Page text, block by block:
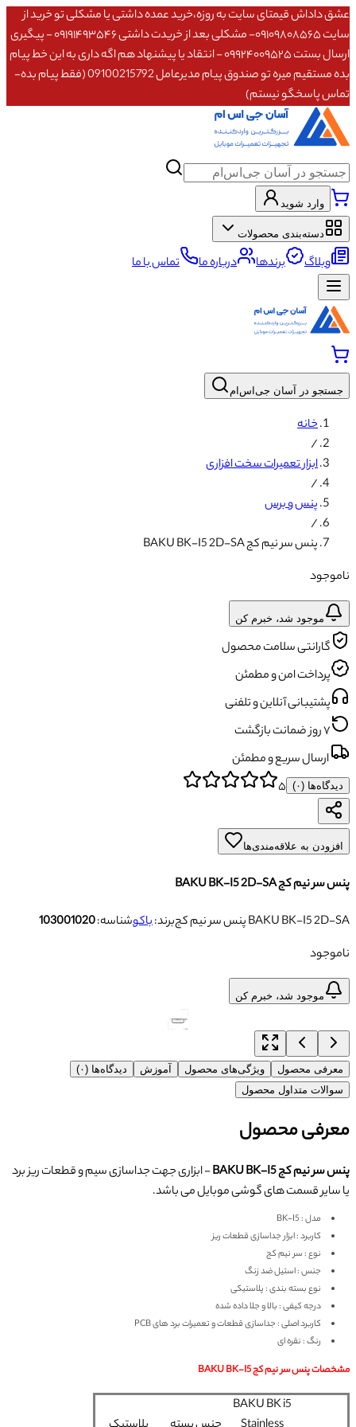
عشق داداش قیمتای سایت به روزه،خرید عمده داشتی یا مشکلی تو خرید از
سایت ۰۹۱۰۹۸۰۸۵۶۵- مشکلی بعد از خریدت داشتی ۰۹۱۹۱۴۹۳۵۴۶ - پیگیری
ارسال بستت ۰۹۹۲۴۰۰۹۵۲۵ - انتقاد یا پیشنهاد هم اگه داری به این خط پیام
بده مستقیم میره تو صندوق پیام مدیرعامل 09100215792 (فقط پیام بده-
تماس پاسخگو نیستم)
وارد شوید
دسته‌بندی محصولات
وبلاگ برندها درباره ما تماس با ما
جستجو در آسان جی‌اس‌ام
خانه
/
ابزار تعمیرات سخت افزاری
/
پنس و برس
/
پنس سر نیم کج BAKU BK-I5 2D-SA
ناموجود
موجود شد، خبرم کن
گارانتی سلامت محصول
پرداخت امن و مطمئن
پشتیبانی آنلاین و تلفنی
۷ روز ضمانت بازگشت
ارسال سریع و مطمئن
دیدگاه‌ها (۰) ۵
افزودن به علاقه‌مندی‌ها
پنس سر نیم کج BAKU BK-I5 2D-SA
پنس سر نیم کج BAKU BK-I5 2D-SA
برند:باکوشناسه:103001020
ناموجود
موجود شد، خبرم کن
معرفی محصول ویژگی‌های محصول آموزش
دیدگاه‌ها (۰)
سوالات متداول محصول
معرفی محصول
پنس سر نیم کج BAKU BK-I5
- ابزاری جهت جداسازی سیم و قطعات ریز برد
یا سایر قسمت های گوشی موبایل می باشد.
مدل : BK-I5
کاربرد : ابزار جداسازی قطعات ریز
نوع : سر نیم کج
جنس : استیل ضد زنگ
نوع بسته بندی : پلاستیکی
درجه کیفی : بالا و جلا داده شده
کاربرد اصلی : جداسازی قطعات و تعمیرات برد های PCB
رنگ : نقره ای
مشخصات پنس سر نیم کج BAKU BK-I5
BAKU BK i5